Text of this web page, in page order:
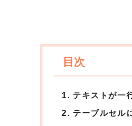
テキストが一
テーブルセル